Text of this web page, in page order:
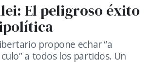
El peligroso éxito
propone echar “a
a todos los partidos. Un